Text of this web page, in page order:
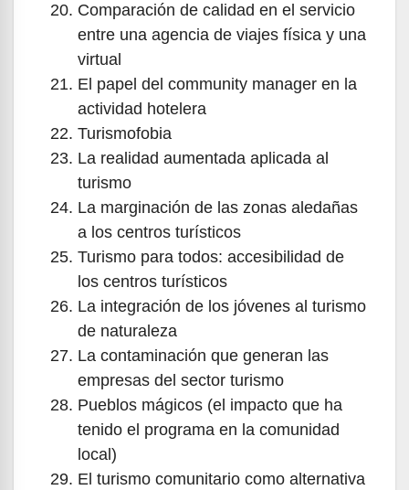
Comparación de calidad en el servicio
entre una agencia de viajes física y una
virtual
El papel del community manager en la
actividad hotelera
Turismofobia
La realidad aumentada aplicada al
turismo
La marginación de las zonas aledañas
a los centros turísticos
Turismo para todos: accesibilidad de
los centros turísticos
La integración de los jóvenes al turismo
de naturaleza
La contaminación que generan las
empresas del sector turismo
Pueblos mágicos (el impacto que ha
tenido el programa en la comunidad
local)
El turismo comunitario como alternativa